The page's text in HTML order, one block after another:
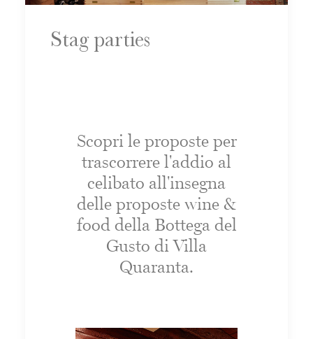
Stag parties
Scopri le proposte per
trascorrere l'addio al
celibato all'insegna
delle proposte wine &
food della Bottega del
Gusto di Villa
Quaranta.